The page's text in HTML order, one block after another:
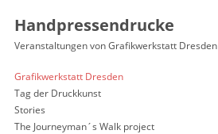
Handpressendrucke
Veranstaltungen von Grafikwerkstatt Dresden
Grafikwerkstatt Dresden
Tag der Druckkunst
Stories
The Journeyman´s Walk project